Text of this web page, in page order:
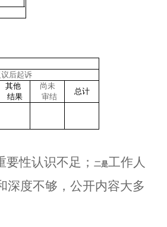
后起诉
其他
结果
尚未
审结
总计
性认识不足； 二是工作人
深度不够，公开内容大多